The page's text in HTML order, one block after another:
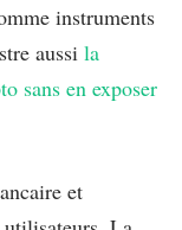
instruments
aussi la
sans en exposer
et